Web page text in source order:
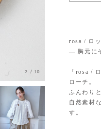
3 / 10
rosa / ロ
— 胸元に
「rosa /
ローチ。
ふんわり
自然素材
す。